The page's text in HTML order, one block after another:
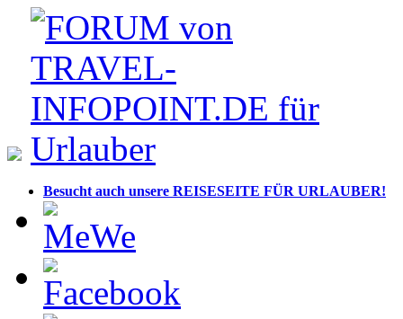
Besucht auch unsere REISESEITE FÜR URLAUBER!